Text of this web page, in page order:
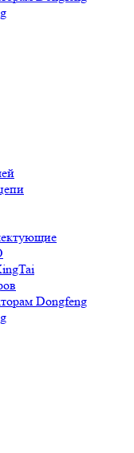
Dongfeng